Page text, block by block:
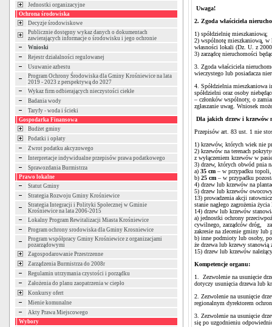
Jednostki organizacyjne
Ochrona środowiska
Decyzje środowiskowe
Publicznie dostępny wykaz danych o dokumentach
zawierających informacje o środowisku i jego ochronie
Wnioski
Rejestr działalności regulowanej
Usuwanie azbestu
Program Ochrony Środowiska dla Gminy Krośniewice na lata
2019 - 2023 z perspektywą do 2027
Wykaz firm odbierających nieczystości ciekłe
Badania wody
Taryfy - woda i ścieki
Gospodarka Finansowa
Budżet gminy
Podatki i opłaty
Zwrot podatku akcyzowego
Interpretacje indywidualne przepisów prawa podatkowego
Sprawozdania Burmistrza
Prawo lokalne
Statut Gminy
Strategia Rozwoju Gminy Krośniewice
Strategia Integracji i Polityki Społecznej w Gminie
Krośniewice na lata 2006-2015
Lokalny Program Rewitalizacji Miasta Krośniewice
Program ochrony srodowiska dla Gminy Krosniewice
Program współpracy Gminy Krośniewice z organizacjami
pozarządowymi
Zagospodarowanie Przestrzenne
Zarządzenia Burmistrza do 2008r
Regulamin utrzymania czystości i porządku
Założenia do planu zaopatrzenia w ciepło
Konkursy ofert
Mienie komunalne
Akty Prawa Miejscowego
Wybory
Uwaga!
2. Zgoda właściciela
1) spółdzielnię mieszkaniową;
2) wspólnotę mieszkaniową,
własności lokali (Dz. U. z
3) zarządcę nieruchomości
3. Zgoda właściciela
wieczystego lub posiadacza
4. Spółdzielnia mieszkaniowa
spółdzielni oraz osoby
– członków wspólnoty, o
zgłaszanie uwag. Wniosek
Dla jakich drzew i krzewów
Przepisów art. 83 ust. 1 nie
1) krzewów, których wiek nie
2) krzewów na terenach
z wyłączeniem krzewów w
3) drzew, których obwód pnia
a) 35 cm – w przypadku topoli,
b) 25 cm – w przypadku
4) drzew lub krzewów na
5) drzew lub krzewów
13) prowadzenia akcji
stanie nagłego zagrożenia
14) drzew lub krzewów
a) jednostki ochrony
cywilnego, zarządców dróg,
zakresie na zlecenie gminy lub
b) inne podmioty lub osoby, po
że drzewa lub krzewy
15) drzew lub krzewów
Kompetencje organu:
1. Zezwolenie na usunięcie
dotyczy usunięcia drzewa lub
2. Zezwolenie na usunięcie
regionalnym dyrektorem
3. Zezwolenie na usunięcie
się po uzgodnieniu